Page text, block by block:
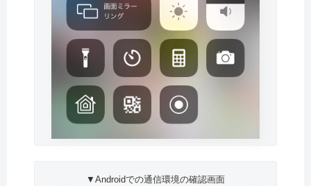
▼Androidでの通信環境の確認画面